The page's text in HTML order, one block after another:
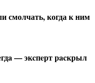
смолчать, когда к ним
— экcпeрт рacкрыл